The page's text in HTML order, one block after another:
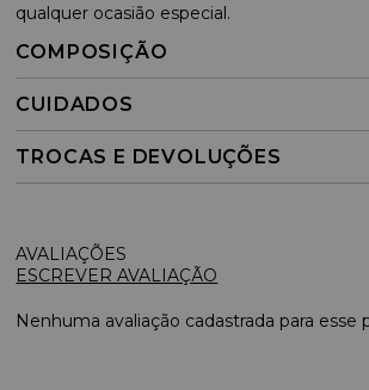
qualquer ocasião especial.
COMPOSIÇÃO
CUIDADOS
TROCAS E DEVOLUÇÕES
ESCREVER AVALIAÇÃO
Nenhuma avaliação cadastrada para esse